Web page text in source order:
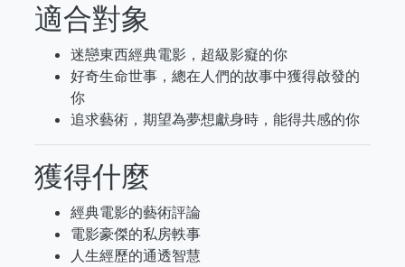
適合對象
迷戀東西經典電影，超級影癡的你
好奇生命世事，總在人們的故事中獲得啟發的
你
追求藝術，期望為夢想獻身時，能得共感的你
獲得什麼
經典電影的藝術評論
電影豪傑的私房軼事
人生經歷的通透智慧